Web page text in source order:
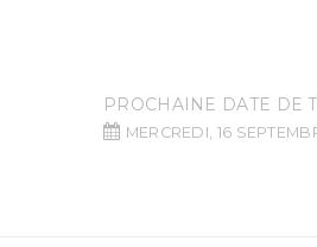
PROCHAINE DATE DE
MERCREDI, 16